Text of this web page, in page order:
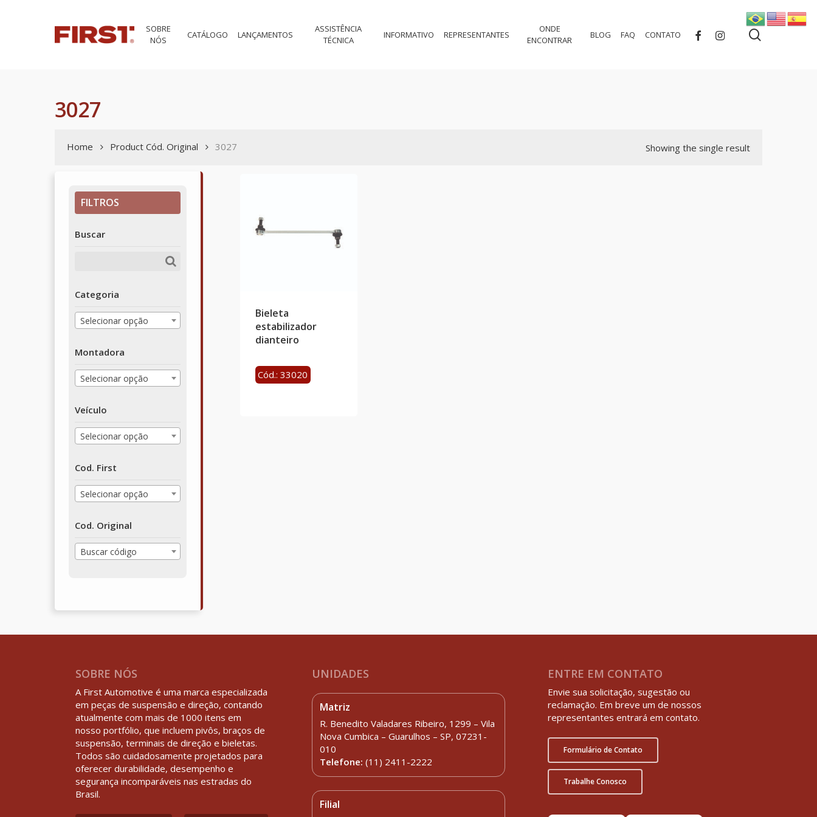
SOBRE
NÓS
CATÁLOGO LANÇAMENTOS
ASSISTÊNCIA
TÉCNICA
INFORMATIVO REPRESENTANTES
ONDE
ENCONTRAR
BLOG FAQ CONTATO FACEBOOKINSTAGRAM
3027
Showing the single result
Home Product Cód. Original 3027
FILTROS
Buscar
Categoria
Selecionar opção
Montadora
Selecionar opção
Veículo
Selecionar opção
Cod. First
Selecionar opção
Cod. Original
Buscar código
Bieleta
estabilizador
dianteiro
Cód.: 33020
SOBRE NÓS
A First Automotive é uma marca especializada
em peças de suspensão e direção, contando
atualmente com mais de 1000 itens em
nosso portfólio, que incluem pivôs, braços de
suspensão, terminais de direção e bieletas.
Todos são cuidadosamente projetados para
oferecer durabilidade, desempenho e
segurança incomparáveis nas estradas do
Brasil.
UNIDADES
Matriz
R. Benedito Valadares Ribeiro, 1299 – Vila
Nova Cumbica – Guarulhos – SP, 07231-
010
Telefone:(11) 2411-2222
Filial
ENTRE EM CONTATO
Envie sua solicitação, sugestão ou
reclamação. Em breve um de nossos
representantes entrará em contato.
Formulário de Contato
Trabalhe Conosco